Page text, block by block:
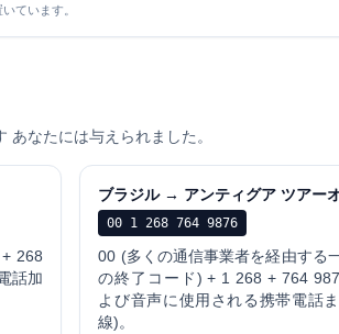
ています。
なたには与えられました。
268
話加
ブラジル → アンティグア ツアー
00 1 268 764 9876
00 (多くの通信事業者を経由する
の終了コード) + 1 268 + 764
よび音声に使用される携帯電話
線)。